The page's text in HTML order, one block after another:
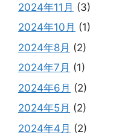
2024年11月 (3)
2024年10月 (1)
2024年8月 (2)
2024年7月 (1)
2024年6月 (2)
2024年5月 (2)
2024年4月 (2)